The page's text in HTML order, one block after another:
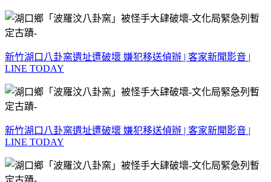
新竹湖口八卦窯遺址遭破壞 嫌犯移送偵辦 | 客家新聞影音 |
LINE TODAY
新竹湖口八卦窯遺址遭破壞 嫌犯移送偵辦 | 客家新聞影音 |
LINE TODAY